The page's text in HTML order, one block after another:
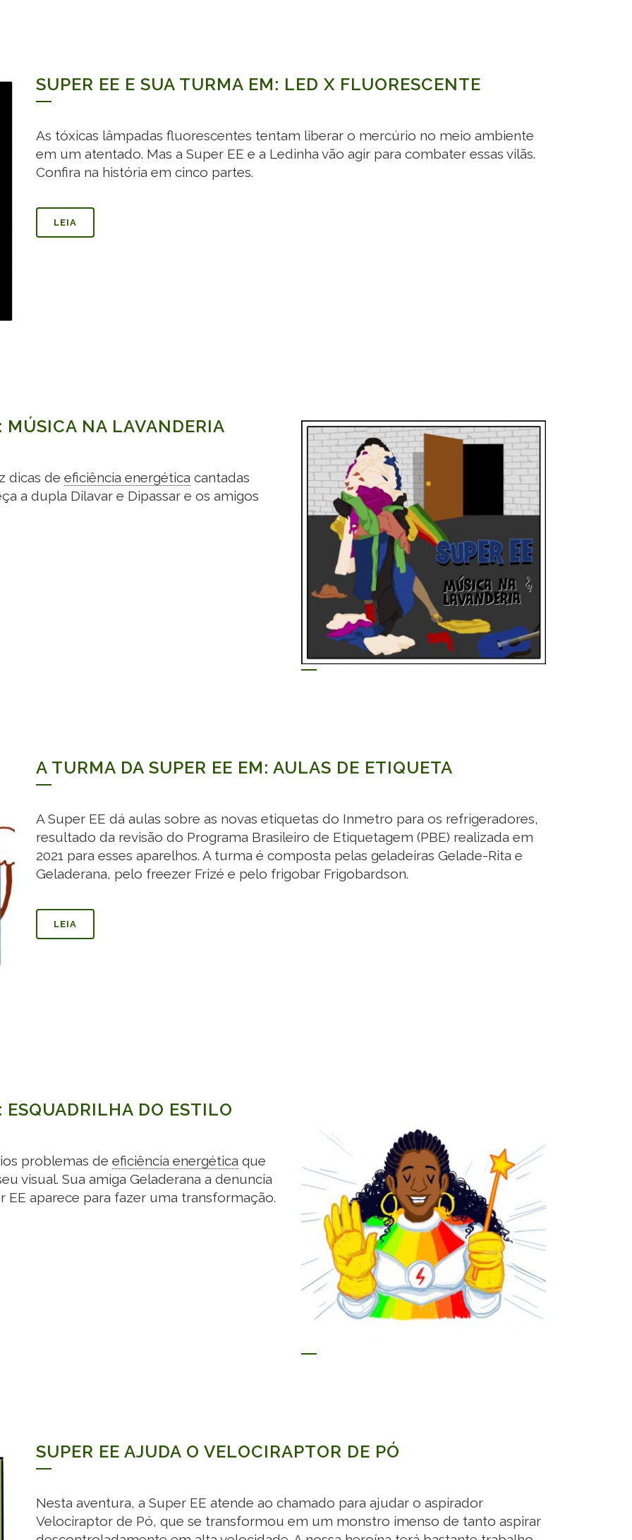
SUPER EE E SUA TURMA EM: LED X FLUORESCENTE
As tóxicas lâmpadas fluorescentes tentam liberar o mercúrio no meio ambiente
em um atentado. Mas a Super EE e a Ledinha vão agir para combater essas vilãs.
Confira na história em cinco partes.
LEIA
MÚSICA NA LAVANDERIA
dicas de eficiência energética cantadas
a dupla Dilavar e Dipassar e os amigos
A TURMA DA SUPER EE EM: AULAS DE ETIQUETA
A Super EE dá aulas sobre as novas etiquetas do Inmetro para os refrigeradores,
resultado da revisão do Programa Brasileiro de Etiquetagem (PBE) realizada em
2021 para esses aparelhos. A turma é composta pelas geladeiras Gelade-Rita e
Geladerana, pelo freezer Frizé e pelo frigobar Frigobardson.
LEIA
ESQUADRILHA DO ESTILO
problemas de eficiência energética que
visual. Sua amiga Geladerana a denuncia
EE aparece para fazer uma transformação.
SUPER EE AJUDA O VELOCIRAPTOR DE PÓ
Nesta aventura, a Super EE atende ao chamado para ajudar o aspirador
Velociraptor de Pó, que se transformou em um monstro imenso de tanto aspirar